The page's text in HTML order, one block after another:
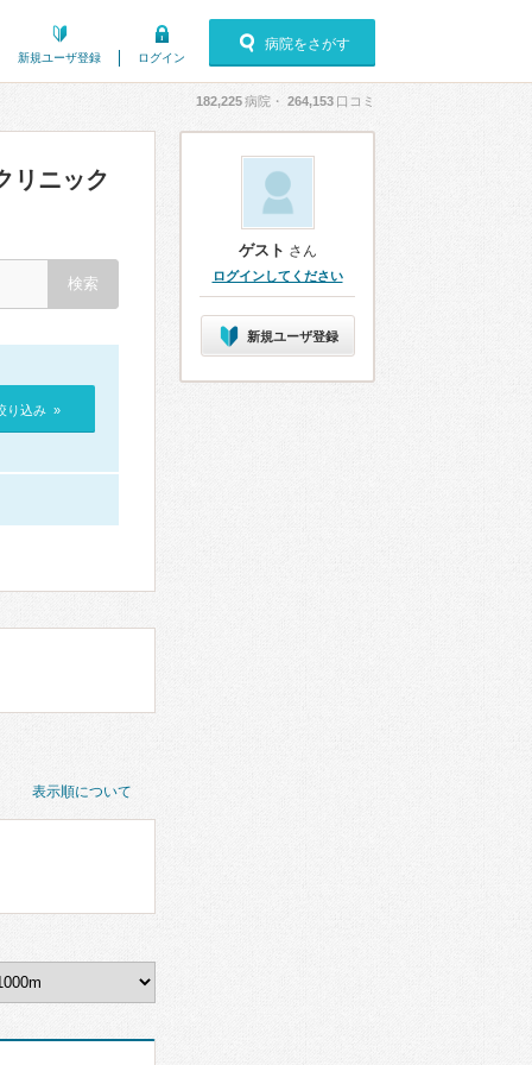
新規ユーザ登録 ログイン
病院をさがす
182,225病院・ 264,153 口コミ
リニック
り込み »
表示順について
ゲスト さん
ログインしてください
新規ユーザ登録